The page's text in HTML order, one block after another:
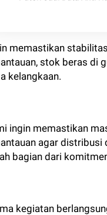
memastikan
stok beras di
kelangkaan.
ingin memastikan
agar distribusi
bagian dari
kegiatan